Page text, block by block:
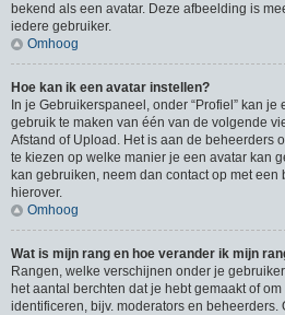
bekend als een avatar. Deze afbeelding is
iedere gebruiker.
Omhoog
Hoe kan ik een avatar instellen?
In je Gebruikerspaneel, onder “Profiel” kan
gebruik te maken van één van de volgende
Afstand of Upload. Het is aan de beheerders
te kiezen op welke manier je een avatar kan
kan gebruiken, neem dan contact op met
hierover.
Omhoog
Wat is mijn rang en hoe verander ik mijn
Rangen, welke verschijnen onder je
het aantal berchten dat je hebt gemaakt of
identificeren, bijv. moderators en beheerders.